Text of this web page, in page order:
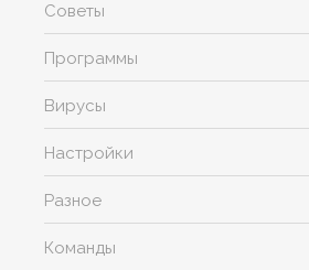
Советы
Программы
Вирусы
Настройки
Разное
Команды